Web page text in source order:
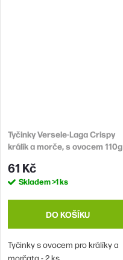
Tyčinky Versele-Laga Crispy
králík a morče, s ovocem 110g
61 Kč
Skladem>1 ks
DO KOŠÍKU
Tyčinky s ovocem pro králíky a
morčata - 2 ks.